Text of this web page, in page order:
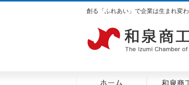
創る「ふれあい」で企業は生まれ変